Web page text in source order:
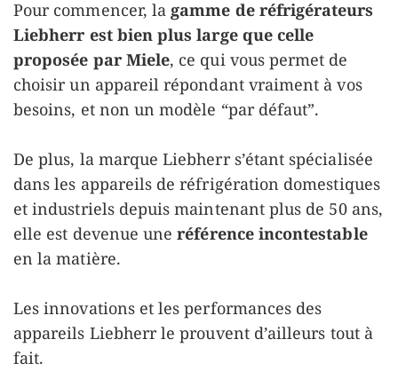
Pour commencer, la gamme de réfrigérateurs
Liebherr est bien plus large que celle
proposée par Miele, ce qui vous permet de
choisir un appareil répondant vraiment à vos
besoins, et non un modèle “par défaut”.
De plus, la marque Liebherr s’étant spécialisée
dans les appareils de réfrigération domestiques
et industriels depuis maintenant plus de 50 ans,
elle est devenue une référence incontestable
en la matière.
Les innovations et les performances des
appareils Liebherr le prouvent d’ailleurs tout à
fait.